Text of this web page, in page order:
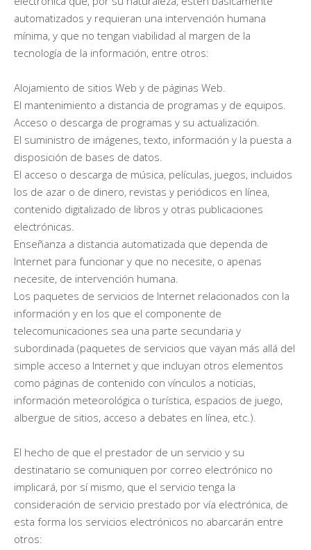
automatizados y requieran una intervención humana
mínima, y que no tengan viabilidad al margen de la
tecnología de la información, entre otros:
Alojamiento de sitios Web y de páginas Web.
El mantenimiento a distancia de programas y de equipos.
Acceso o descarga de programas y su actualización.
El suministro de imágenes, texto, información y la puesta a
disposición de bases de datos.
El acceso o descarga de música, películas, juegos, incluidos
los de azar o de dinero, revistas y periódicos en línea,
contenido digitalizado de libros y otras publicaciones
electrónicas.
Enseñanza a distancia automatizada que dependa de
Internet para funcionar y que no necesite, o apenas
necesite, de intervención humana.
Los paquetes de servicios de Internet relacionados con la
información y en los que el componente de
telecomunicaciones sea una parte secundaria y
subordinada (paquetes de servicios que vayan más allá del
simple acceso a Internet y que incluyan otros elementos
como páginas de contenido con vínculos a noticias,
información meteorológica o turística, espacios de juego,
albergue de sitios, acceso a debates en línea, etc.).
El hecho de que el prestador de un servicio y su
destinatario se comuniquen por correo electrónico no
implicará, por sí mismo, que el servicio tenga la
consideración de servicio prestado por vía electrónica, de
esta forma los servicios electrónicos no abarcarán entre
otros: